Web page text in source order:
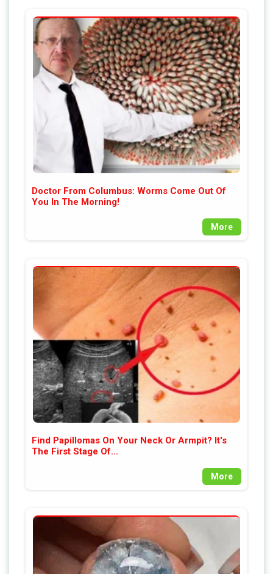
Doctor From Columbus: Worms Come Out Of
You In The Morning!
More
Find Papillomas On Your Neck Or Armpit? It's
The First Stage Of...
More